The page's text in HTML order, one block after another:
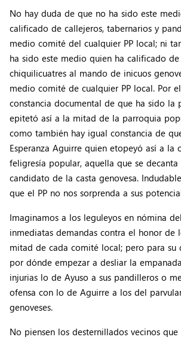
No hay duda de que no ha sido este
calificado de callejeros, tabernarios y
medio comité del cualquier PP local; ni
ha sido este medio quien ha calificado
chiquilicuatres al mando de inicuos
medio comité de cualquier PP local. Por
constancia documental de que ha sido la
epitetó así a la mitad de la parroquia
como también hay igual constancia de
Esperanza Aguirre quien etopeyó así a la
feligresía popular, aquella que se
candidato de la casta genovesa.
que el PP no nos sorprenda a sus
Imaginamos a los leguleyos en nómina
inmediatas demandas contra el honor de
mitad de cada comité local; pero para su
por dónde empezar a desliar la
injurias lo de Ayuso a sus pandilleros o
ofensa con lo de Aguirre a los del
genoveses.
No piensen los desternillados vecinos